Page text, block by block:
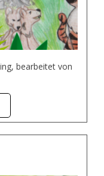
bearbeitet von